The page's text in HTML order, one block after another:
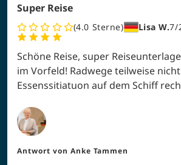
Super Reise
4.0 Sterne Lisa W.7/
Schöne Reise, super
im Vorfeld! Radwege teilweise
Essenssitiatuon auf dem Schiff
Antwort von Anke Tammen